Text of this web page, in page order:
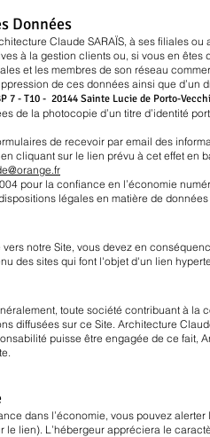
Données
Claude SARAÏS, à ses filiales
à la gestion clients ou, si vous en
et les membres de son réseau
de ces données ainsi que
7 - T10 - 20144 Sainte Lucie de Porto-
de la photocopie d’un titre d’identité
de recevoir par email des
cliquant sur le lien prévu à cet effet en
pour la confiance en l’économie
légales en matière de
notre Site, vous devez en
des sites qui font l'objet d'un lien
toute société contribuant à
diffusées sur ce Site. Architecture
puisse être engagée de ce fait,
dans l’économie, vous pouvez
lien). L’hébergeur appréciera le